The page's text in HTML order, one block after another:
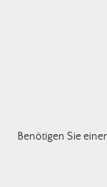
Benötigen Sie